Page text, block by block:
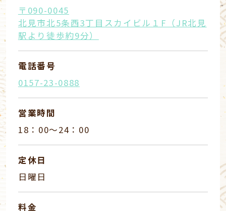
〒090-0045
北見市北5条西3丁目スカイビル１F（JR北見
駅より徒歩約9分）
電話番号
0157-23-0888
営業時間
18：00～24：00
定休日
日曜日
料金